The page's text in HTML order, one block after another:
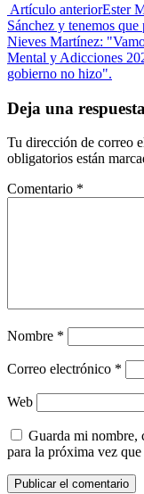
Artículo anteriorEster
Sánchez y tenemos
Nieves Martínez:
Mental y Adicciones
gobierno no hizo".
Deja una respuesta
Tu dirección de correo
obligatorios están
Comentario *
Nombre *
Correo electrónico *
Web
Guarda mi nombre,
para la próxima vez que